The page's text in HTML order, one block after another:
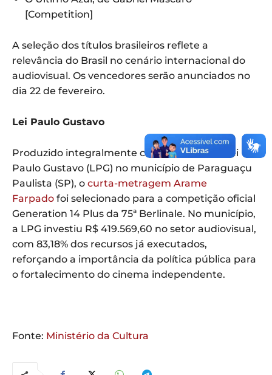
[Competition]
A seleção dos títulos brasileiros reflete a
relevância do Brasil no cenário internacional do
audiovisual. Os vencedores serão anunciados no
dia 22 de fevereiro.
Lei Paulo Gustavo
Produzido integralmente com recursos da Lei
Paulo Gustavo (LPG) no município de Paraguaçu
Paulista (SP), o curta-metragem Arame
Farpado foi selecionado para a competição oficial
Generation 14 Plus da 75ª Berlinale. No município,
a LPG investiu R$ 419.569,60 no setor audiovisual,
com 83,18% dos recursos já executados,
reforçando a importância da política pública para
o fortalecimento do cinema independente.
Fonte: Ministério da Cultura